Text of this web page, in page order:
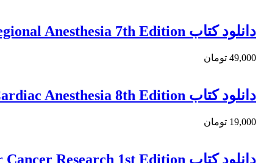
دانلود کتاب Brown’s Atlas of Regional Anesthesia 7th Edition
49,000 تومان
دانلود کتاب Kaplan’s Cardiac Anesthesia 8th Edition
19,000 تومان
دانلود کتاب Proteomics: A Promising Approach for Cancer Research 1st Edition